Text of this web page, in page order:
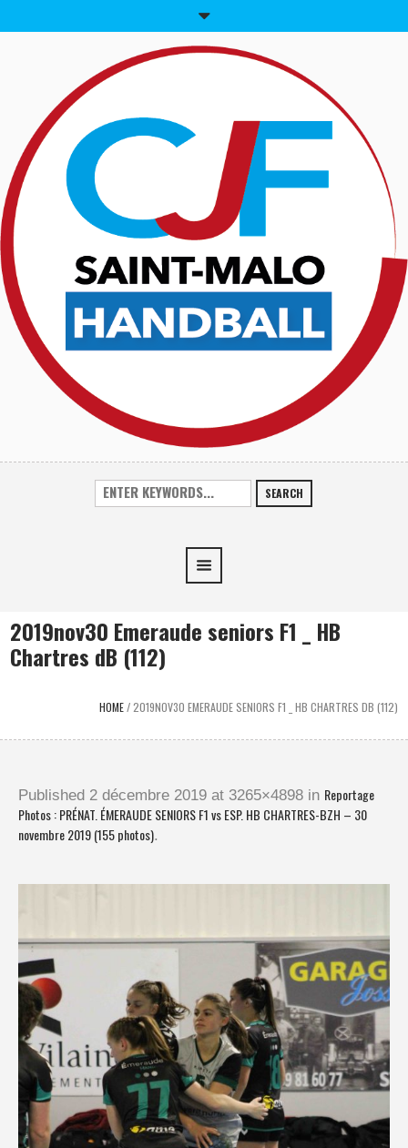
SEARCH
2019nov30 Emeraude seniors F1 _ HB
Chartres dB (112)
HOME/2019NOV30 EMERAUDE SENIORS F1 _ HB CHARTRES DB (112)
Published 2 décembre 2019 at 3265×4898 in Reportage
Photos : PRÉNAT. ÉMERAUDE SENIORS F1 vs ESP. HB CHARTRES-BZH – 30
novembre 2019 (155 photos).